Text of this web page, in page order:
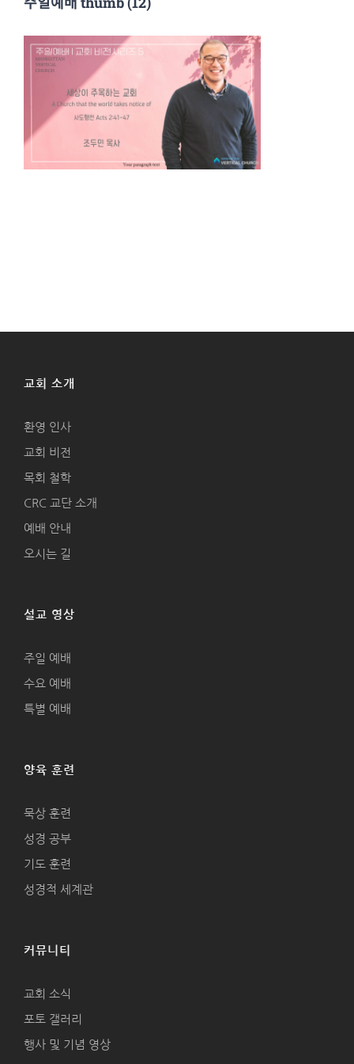
교회 소개
환영 인사
교회 비전
목회 철학
CRC 교단 소개
예배 안내
오시는 길
설교 영상
주일 예배
수요 예배
특별 예배
양육 훈련
묵상 훈련
성경 공부
기도 훈련
성경적 세계관
커뮤니티
교회 소식
포토 갤러리
행사 및 기념 영상